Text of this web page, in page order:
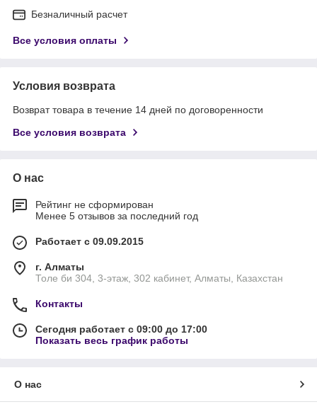
Безналичный расчет
Все условия оплаты
Условия возврата
Возврат товара в течение 14 дней по договоренности
Все условия возврата
О нас
Рейтинг не сформирован
Менее 5 отзывов за последний год
Работает с 09.09.2015
г. Алматы
Толе би 304, 3-этаж, 302 кабинет, Алматы, Казахстан
Контакты
Сегодня работает с 09:00 до 17:00
Показать весь график работы
О нас